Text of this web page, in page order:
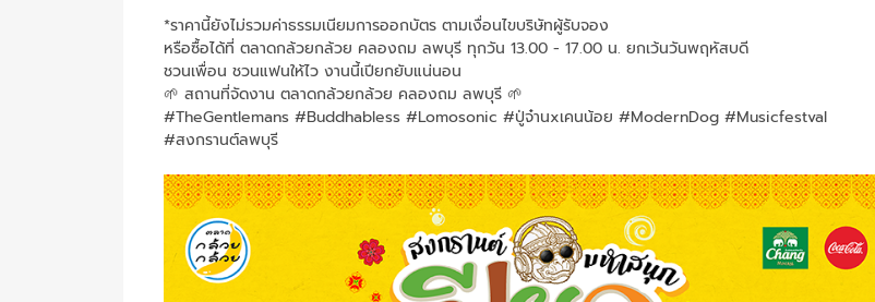
*ราคานี้ยังไม่รวมค่าธรรมเนียมการออกบัตร ตามเงื่อนไขบริษัทผู้รับจอง
หรือซื้อได้ที่ ตลาดกล้วยกล้วย คลองถม ลพบุรี ทุกวัน 13.00 - 17.00 น. ยกเว้นวันพฤหัสบดี
ชวนเพื่อน ชวนแฟนให้ไว งานนี้เปียกยับแน่นอน
🌱 สถานที่จัดงาน ตลาดกล้วยกล้วย คลองถม ลพบุรี 🌱
#TheGentlemans #Buddhabless #Lomosonic #ปู่จ๋านxเคนน้อย #ModernDog #Musicfestval
#สงกรานต์ลพบุรี